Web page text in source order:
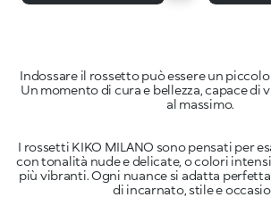
Indossare il rossetto può essere un
Un momento di cura e bellezza, capace di
I rossetti KIKO MILANO sono pensati per
con tonalità nude e delicate, o colori
più vibranti. Ogni nuance si adatta